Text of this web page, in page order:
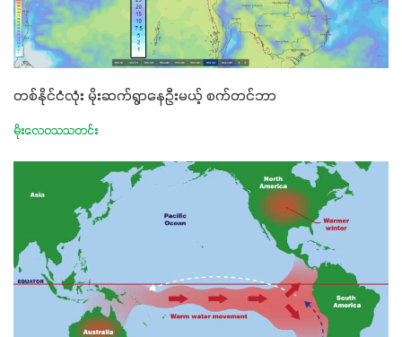
တစ်နိုင်ငံလုံး မိုးဆက်ရွာနေဦးမယ့် စက်တင်ဘာ
မိုးလေဝသသတင်း